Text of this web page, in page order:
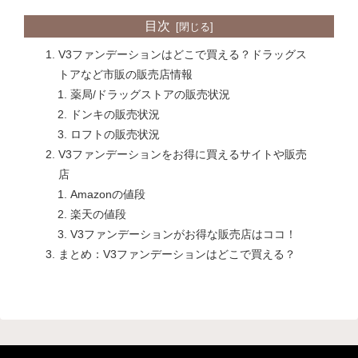
目次
V3ファンデーションはどこで買える？ドラッグス
トアなど市販の販売店情報
薬局/ドラッグストアの販売状況
ドンキの販売状況
ロフトの販売状況
V3ファンデーションをお得に買えるサイトや販売
店
Amazonの値段
楽天の値段
V3ファンデーションがお得な販売店はココ！
まとめ：V3ファンデーションはどこで買える？